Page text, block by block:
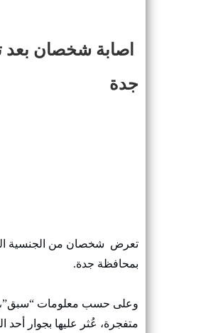
اصابة شخصان بعد
جدة
تعرض شخصان من الجنسية
بمحافظة جدة.
وعلى حسب معلومات “سبق”،
متفجرة، عُثر عليها بجوار